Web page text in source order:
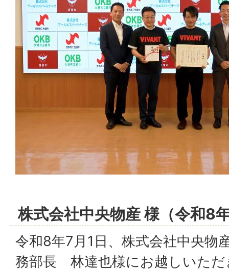
株式会社中央物産 様（令和8
令和8年7月1日、株式会社中央
務部長 林達也様にお越しいただ